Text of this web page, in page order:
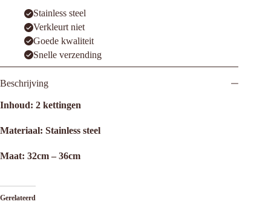
Stainless steel
Verkleurt niet
Goede kwaliteit
Snelle verzending
Beschrijving
Inhoud: 2 kettingen
Materiaal: Stainless steel
Maat: 32cm – 36cm
Gerelateerd